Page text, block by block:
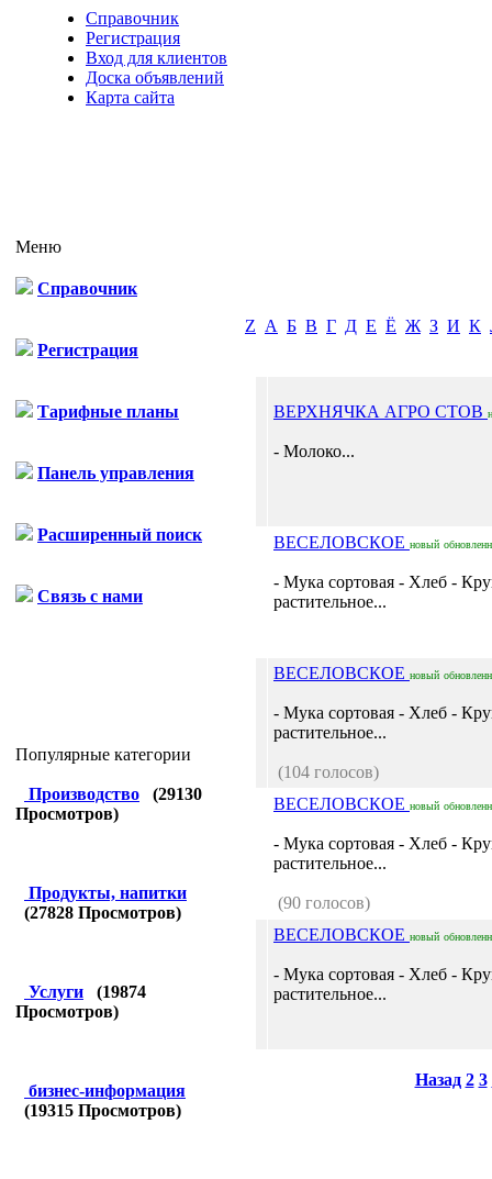
Справочник
Регистрация
Вход для клиентов
Доска объявлений
Карта сайта
Меню
Справочник
Регистрация
Тарифные планы
Панель управления
Расширенный поиск
Связь с нами
Популярные категории
Производство (29130
Просмотров)
Продукты, напитки
(27828 Просмотров)
Услуги (19874
Просмотров)
бизнес-информация
(19315 Просмотров)
Z А Б В Г Д Е Ё Ж З И К
ВЕРХНЯЧКА АГРО СТОВ
- Молоко...
ВЕСЕЛОВСКОЕ новый
- Мука сортовая - Хлеб -
растительное...
ВЕСЕЛОВСКОЕ новый
- Мука сортовая - Хлеб -
растительное...
(104 голосов)
ВЕСЕЛОВСКОЕ новый
- Мука сортовая - Хлеб -
растительное...
(90 голосов)
ВЕСЕЛОВСКОЕ новый
- Мука сортовая - Хлеб -
растительное...
Назад 2 3